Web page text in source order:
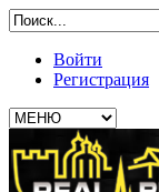
Войти
Регистрация